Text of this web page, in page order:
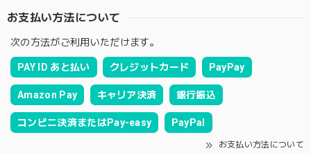
お支払い方法について
次の方法がご利用いただけます。
PAY ID あと払い クレジットカード PayPay
Amazon Pay キャリア決済 銀行振込
コンビニ決済またはPay-easy PayPal
お支払い方法について